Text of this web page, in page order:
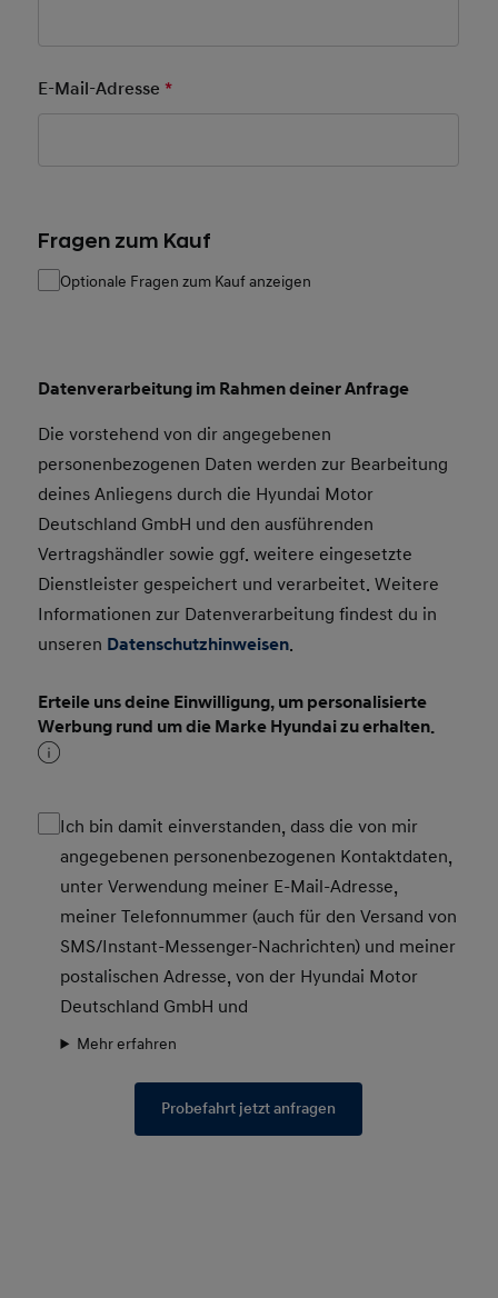
E-Mail-Adresse*
Fragen zum Kauf
Optionale Fragen zum Kauf anzeigen
Datenverarbeitung im Rahmen deiner Anfrage
Die vorstehend von dir angegebenen
personenbezogenen Daten werden zur Bearbeitung
deines Anliegens durch die Hyundai Motor
Deutschland GmbH und den ausführenden
Vertragshändler sowie ggf. weitere eingesetzte
Dienstleister gespeichert und verarbeitet. Weitere
Informationen zur Datenverarbeitung findest du in
unseren Datenschutzhinweisen.
Erteile uns deine Einwilligung, um personalisierte
Werbung rund um die Marke Hyundai zu erhalten.
Ich bin damit einverstanden, dass die von mir
angegebenen personenbezogenen Kontaktdaten,
unter Verwendung meiner E-Mail-Adresse,
meiner Telefonnummer (auch für den Versand von
SMS/Instant-Messenger-Nachrichten) und meiner
postalischen Adresse, von der Hyundai Motor
Deutschland GmbH und
Mehr erfahren
Probefahrt jetzt anfragen